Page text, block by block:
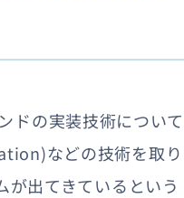
ドの実装技術について
などの技術を取り
が出てきているという